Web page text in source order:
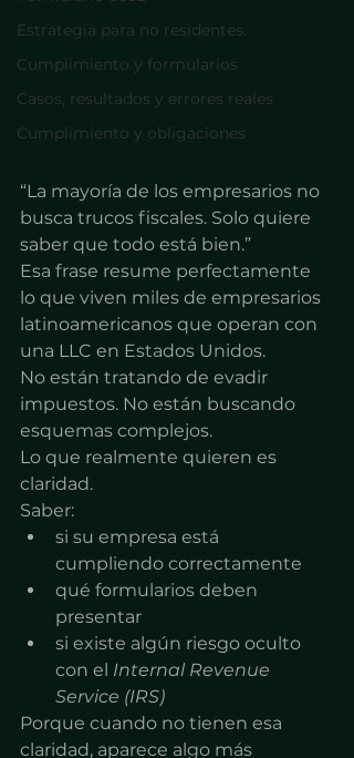
Estrategia para no residentes.
Cumplimiento y formularios
Casos, resultados y errores reales
Cumplimiento y obligaciones
“La mayoría de los empresarios no
busca trucos fiscales. Solo quiere
saber que todo está bien.”
Esa frase resume perfectamente
lo que viven miles de empresarios
latinoamericanos que operan con
una LLC en Estados Unidos.
No están tratando de evadir
impuestos. No están buscando
esquemas complejos.
Lo que realmente quieren es
claridad.
Saber:
si su empresa está
cumpliendo correctamente
qué formularios deben
presentar
si existe algún riesgo oculto
con el Internal Revenue
Service (IRS)
Porque cuando no tienen esa
claridad, aparece algo más